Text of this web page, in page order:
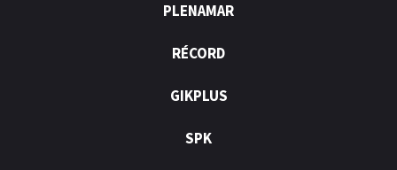
PLENAMAR
RÉCORD
GIKPLUS
SPK